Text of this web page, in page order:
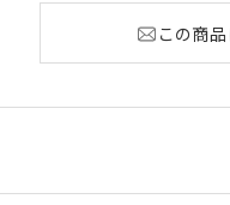
この商